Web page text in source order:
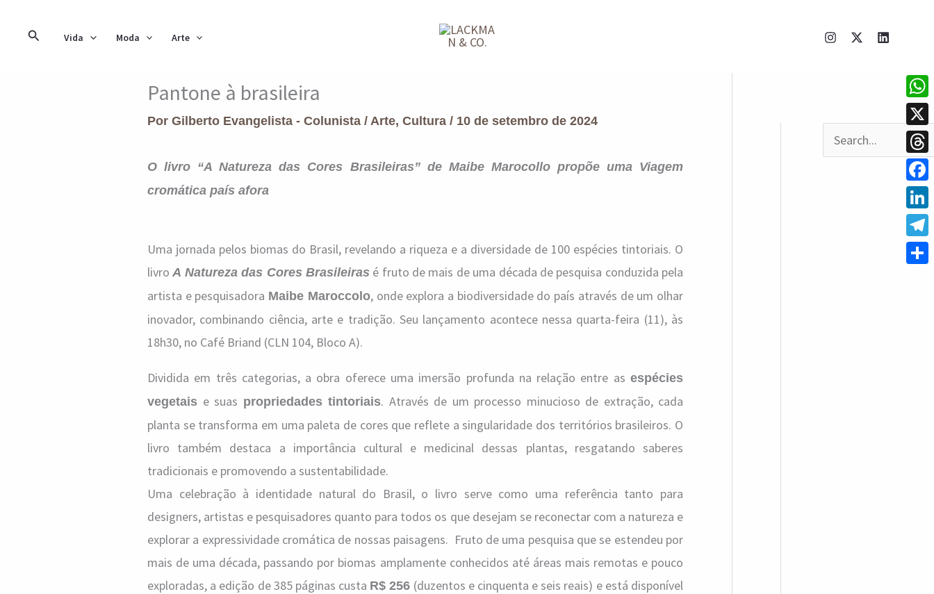
Pesquisar
Vida Moda Arte
Pantone à brasileira
Por Gilberto Evangelista - Colunista / Arte, Cultura / 10 de setembro de 2024
O livro “A Natureza das Cores Brasileiras” de Maibe Marocollo propõe uma Viagem
cromática país afora
Uma jornada pelos biomas do Brasil, revelando a riqueza e a diversidade de 100 espécies tintoriais. O
livroA Natureza das Cores Brasileiras é fruto de mais de uma década de pesquisa conduzida pela
artista e pesquisadora Maibe Maroccolo, onde explora a biodiversidade do país através de um olhar
inovador, combinando ciência, arte e tradição. Seu lançamento acontece nessa quarta-feira (11), às
18h30, no Café Briand (CLN 104, Bloco A).
Dividida em três categorias, a obra oferece uma imersão profunda na relação entre as espécies
vegetais e suas propriedades tintoriais. Através de um processo minucioso de extração, cada
planta se transforma em uma paleta de cores que reflete a singularidade dos territórios brasileiros. O
livro também destaca a importância cultural e medicinal dessas plantas, resgatando saberes
tradicionais e promovendo a sustentabilidade.
Uma celebração à identidade natural do Brasil, o livro serve como uma referência tanto para
designers, artistas e pesquisadores quanto para todos os que desejam se reconectar com a natureza e
explorar a expressividade cromática de nossas paisagens. Fruto de uma pesquisa que se estendeu por
mais de uma década, passando por biomas amplamente conhecidos até áreas mais remotas e pouco
exploradas, a edição de 385 páginas custa R$ 256 (duzentos e cinquenta e seis reais) e está disponível
X